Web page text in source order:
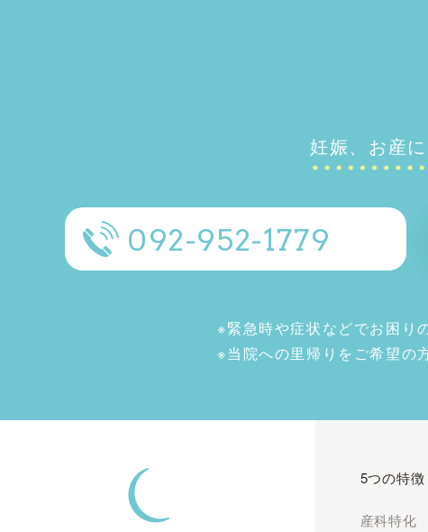
妊娠、お産
092-952-1779
※緊急時や症状などでお困り
※当院への里帰りをご希望の
5つの特徴
産科特化